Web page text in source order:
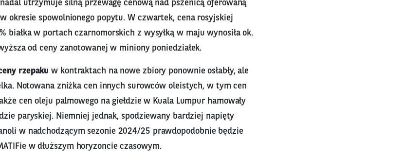
utrzymuje silną przewagę cenową nad pszenicą oferowaną
okresie spowolnionego popytu. W czwartek, cena rosyjskiej
białka w portach czarnomorskich z wysyłką w maju wynosiła ok.
od ceny zanotowanej w miniony poniedziałek.
rzepaku w kontraktach na nowe zbiory ponownie osłabły, ale
Notowana zniżka cen innych surowców oleistych, w tym cen
cen oleju palmowego na giełdzie w Kuala Lumpur hamowały
paryskiej. Niemniej jednak, spodziewany bardziej napięty
w nadchodzącym sezonie 2024/25 prawdopodobnie będzie
w dłuższym horyzoncie czasowym.